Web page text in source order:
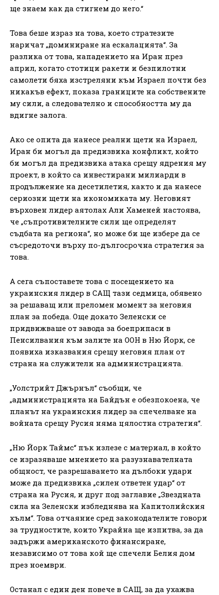
ще знаем как да стигнем до него.“
Това беше израз на това, което стратезите
наричат „доминиране на ескалацията“. За
разлика от това, нападението на Иран през
април, когато стотици ракети и безпилотни
самолети бяха изстреляни към Израел почти без
никакъв ефект, показа границите на собствените
му сили, а следователно и способността му да
вдигне залога.
Ако се опита да нанесе реални щети на Израел,
Иран би могъл да предизвика конфликт, който
би могъл да предизвика атака срещу ядрения му
проект, в който са инвестирани милиарди в
продължение на десетилетия, както и да нанесе
сериозни щети на икономиката му. Неговият
върховен лидер аятолах Али Хаменей настоява,
че „съпротивителните сили ще определят
съдбата на региона“, но може би ще избере да се
съсредоточи върху по-дългосрочна стратегия за
това.
А сега съпоставете това с посещението на
украинския лидер в САЩ тази седмица, обявено
за решаващ или преломен момент за неговия
план за победа. Още докато Зеленски се
придвижваше от завода за боеприпаси в
Пенсилвания към залите на ООН в Ню Йорк, се
появиха изказвания срещу неговия план от
страна на служители на администрацията.
„Уолстрийт Джърнъл“ съобщи, че
„администрацията на Байдън е обезпокоена, че
планът на украинския лидер за спечелване на
войната срещу Русия няма цялостна стратегия“.
„Ню Йорк Таймс“ пък излезе с материал, в който
се изразяваше мнението на разузнавателната
общност, че разрешаването на дълбоки удари
може да предизвика „силен ответен удар“ от
страна на Русия, и друг под заглавие „Звездната
сила на Зеленски избледнява на Капитолийския
хълм“. Това отчаяние сред законодателите говори
за трудностите, които Украйна ще изпитва, за да
задържи американското финансиране,
независимо от това кой ще спечели Белия дом
през ноември.
Останал с един ден повече в САЩ, за да ухажва